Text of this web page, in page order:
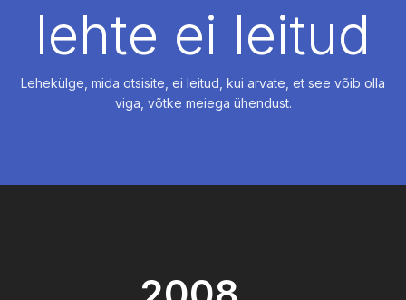
lehte ei leitud
Lehekülge, mida otsisite, ei leitud, kui arvate, et see võib olla
viga, võtke meiega ühendust.